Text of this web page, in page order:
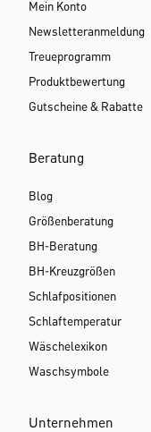
Mein Konto
Newsletteranmeldung
Treueprogramm
Produktbewertung
Gutscheine & Rabatte
Beratung
Blog
Größenberatung
BH-Beratung
BH-Kreuzgrößen
Schlafpositionen
Schlaftemperatur
Wäschelexikon
Waschsymbole
Unternehmen